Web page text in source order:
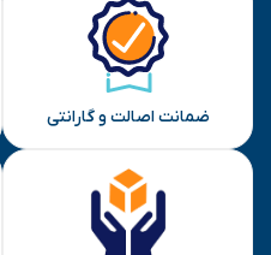
ضمانت اصالت و گارانتی